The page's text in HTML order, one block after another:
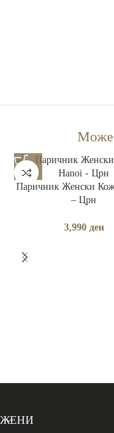
Може
Паричник Женски
– Црн
3,990 ден
ЖЕНИ